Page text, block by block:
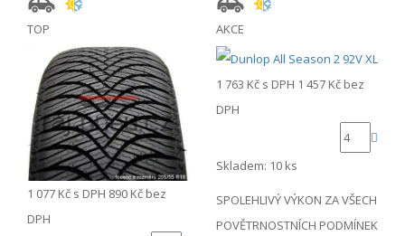
TOP
1 077 Kč s DPH 890 Kč bez
DPH
AKCE
1 763 Kč s DPH 1 457 Kč bez
DPH
Skladem: 10 ks
SPOLEHLIVÝ VÝKON ZA VŠECH
POVĚTRNOSTNÍCH PODMÍNEK